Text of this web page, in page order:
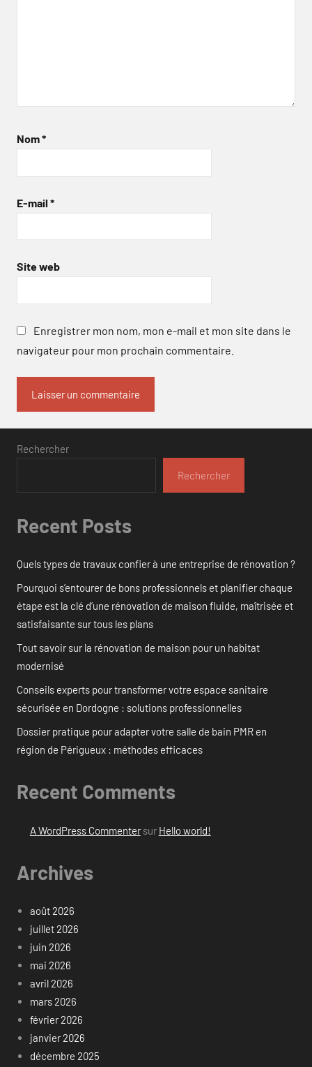
Nom*
E-mail *
Site web
Enregistrer mon nom, mon e-mail et mon site dans le
navigateur pour mon prochain commentaire.
Rechercher
Rechercher
Recent Posts
Quels types de travaux confier à une entreprise de rénovation ?
Pourquoi s’entourer de bons professionnels et planifier chaque
étape est la clé d’une rénovation de maison fluide, maîtrisée et
satisfaisante sur tous les plans
Tout savoir sur la rénovation de maison pour un habitat
modernisé
Conseils experts pour transformer votre espace sanitaire
sécurisée en Dordogne : solutions professionnelles
Dossier pratique pour adapter votre salle de bain PMR en
région de Périgueux : méthodes efficaces
Recent Comments
A WordPress Commentersur Hello world!
Archives
août 2026
juillet 2026
juin 2026
mai 2026
avril 2026
mars 2026
février 2026
janvier 2026
décembre 2025